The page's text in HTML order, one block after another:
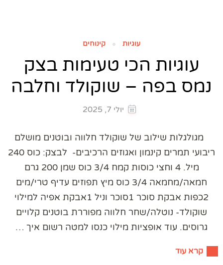
עוגיות קינוחים
עוגיות הכי טעימות בצק
נמס בפה – שוקולד וחלבה
יולי 7, 2025
מגולגלות שילוב של שוקולד חלווה ובוטנים מושלם
ריבועי תמרים קינמון ואגוזים הרכיבים- לבצק: כוס 240
מיל. 4 וחצי כוסות קמח 3/4 כוס שמן 200 גרם
חמאה/מחמאה 3/4 כוס מיץ תפוזים עדיף טרי/מים
2כפות אבקת סוכר 1סוכר וניל 1אבקת אפיה למילוי
שוקולד- נוטלה/שחר חלווה מפוררת בוטנים קלויים
גרוסים. עוד אופציות מילוי כנסו למטה רשום איך …
קרא עוד